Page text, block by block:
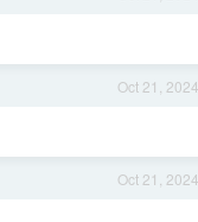
Oct 21, 2024
Oct 21, 2024